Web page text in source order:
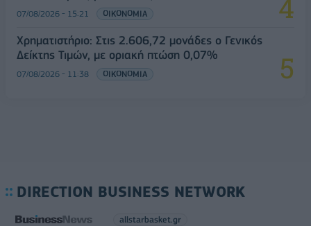
07/08/2026 - 15:21 ΟΙΚΟΝΟΜΙΑ
Χρηματιστήριο: Στις 2.606,72 μονάδες ο Γενικός
Δείκτης Τιμών, με οριακή πτώση 0,07%
07/08/2026 - 11:38 ΟΙΚΟΝΟΜΙΑ
DIRECTION BUSINESS NETWORK
allstarbasket.gr